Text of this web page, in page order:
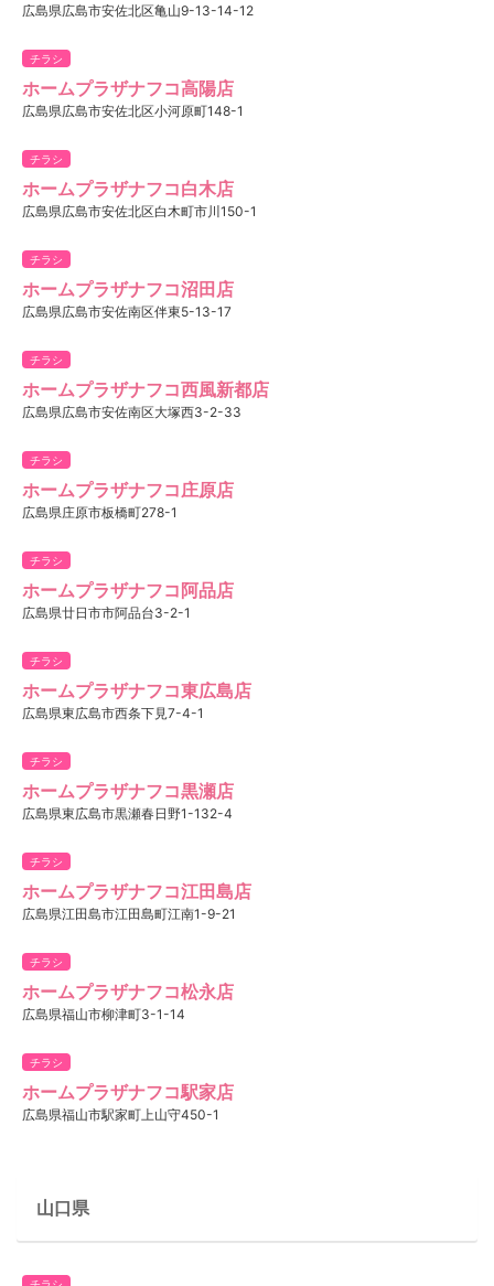
広島県広島市安佐北区亀山9-13-14-12
チラシ
ホームプラザナフコ高陽店
広島県広島市安佐北区小河原町148-1
チラシ
ホームプラザナフコ白木店
広島県広島市安佐北区白木町市川150-1
チラシ
ホームプラザナフコ沼田店
広島県広島市安佐南区伴東5-13-17
チラシ
ホームプラザナフコ西風新都店
広島県広島市安佐南区大塚西3-2-33
チラシ
ホームプラザナフコ庄原店
広島県庄原市板橋町278-1
チラシ
ホームプラザナフコ阿品店
広島県廿日市市阿品台3-2-1
チラシ
ホームプラザナフコ東広島店
広島県東広島市西条下見7-4-1
チラシ
ホームプラザナフコ黒瀬店
広島県東広島市黒瀬春日野1-132-4
チラシ
ホームプラザナフコ江田島店
広島県江田島市江田島町江南1-9-21
チラシ
ホームプラザナフコ松永店
広島県福山市柳津町3-1-14
チラシ
ホームプラザナフコ駅家店
広島県福山市駅家町上山守450-1
山口県